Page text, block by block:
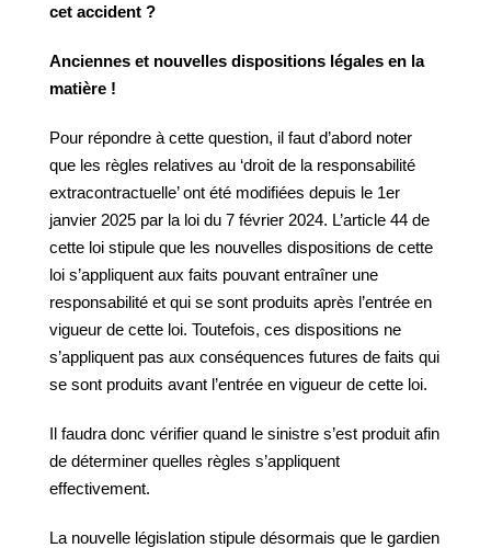
cet accident ?
Anciennes et nouvelles dispositions légales en la
matière !
Pour répondre à cette question, il faut d’abord noter
que les règles relatives au ‘droit de la responsabilité
extracontractuelle’ ont été modifiées depuis le 1er
janvier 2025 par la loi du 7 février 2024. L’article 44 de
cette loi stipule que les nouvelles dispositions de cette
loi s’appliquent aux faits pouvant entraîner une
responsabilité et qui se sont produits après l’entrée en
vigueur de cette loi. Toutefois, ces dispositions ne
s’appliquent pas aux conséquences futures de faits qui
se sont produits avant l’entrée en vigueur de cette loi.
Il faudra donc vérifier quand le sinistre s’est produit afin
de déterminer quelles règles s’appliquent
effectivement.
La nouvelle législation stipule désormais que le gardien